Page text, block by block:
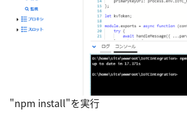
"npm install"を実行